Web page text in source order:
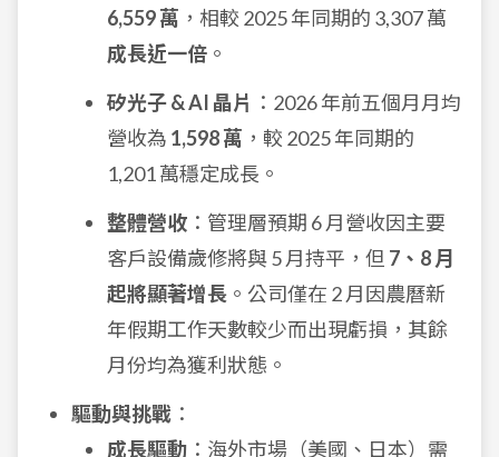
6,559 萬 ，相較 2025 年同期的 3,307 萬
成長近一倍 。
矽光子 & AI 晶片 ：2026 年前五個月月均
營收為 1,598 萬 ，較 2025 年同期的
1,201 萬穩定成長。
整體營收 ：管理層預期 6 月營收因主要
客戶設備歲修將與 5 月持平，但 7、8 月
起將顯著增長 。公司僅在 2 月因農曆新
年假期工作天數較少而出現虧損，其餘
月份均為獲利狀態。
驅動與挑戰 ：
成長驅動 ：海外市場（美國、日本）需